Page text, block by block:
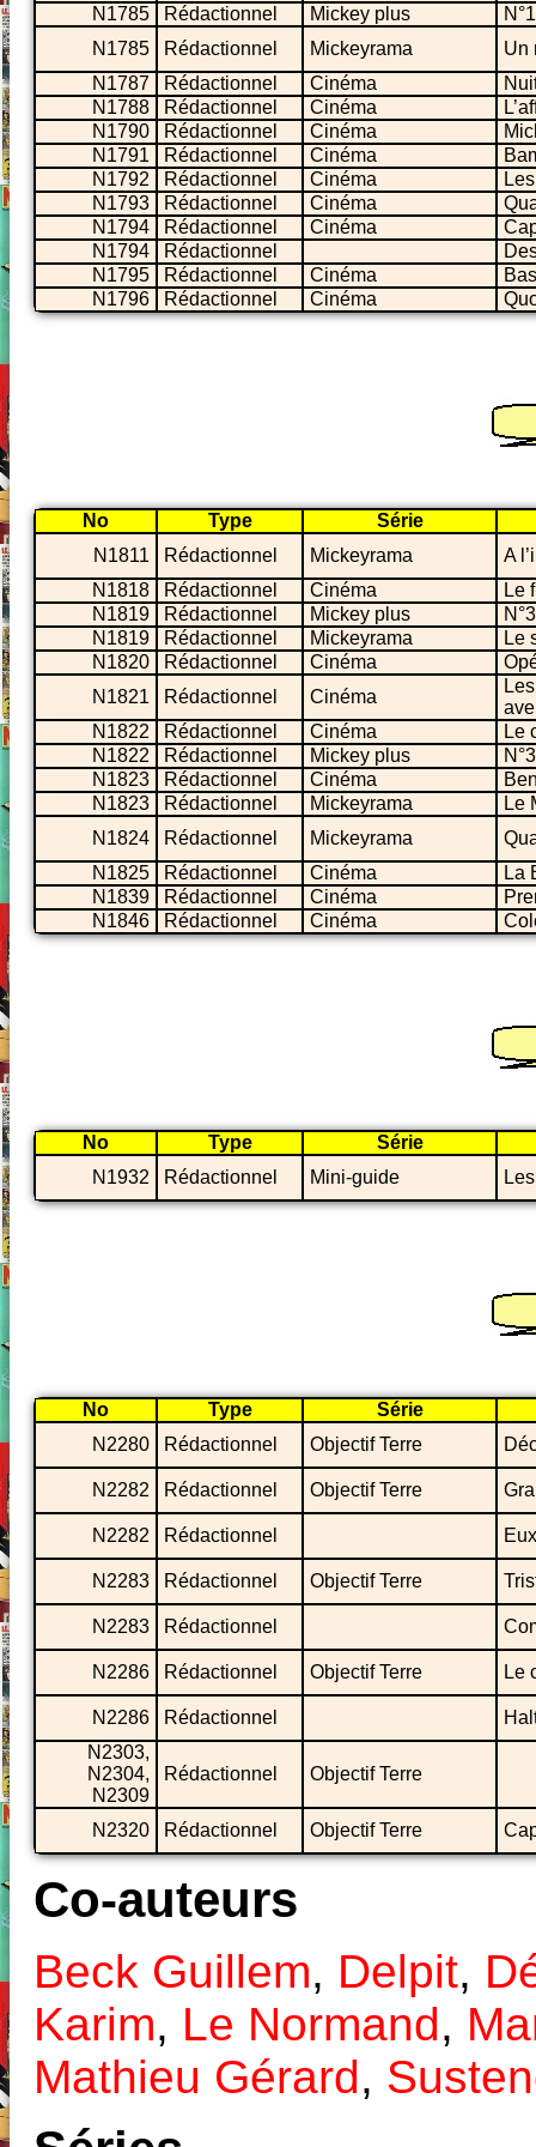
N1785
Rédactionnel Mickey plus
N1785
Rédactionnel Mickeyrama
Un
N1787
Rédactionnel Cinéma
N1788
Rédactionnel Cinéma
N1790
Rédactionnel Cinéma
N1791
Rédactionnel Cinéma
N1792
Rédactionnel Cinéma
N1793
Rédactionnel Cinéma
N1794
Rédactionnel Cinéma
N1794
Rédactionnel
N1795
Rédactionnel Cinéma
N1796
Rédactionnel Cinéma
No Type
Série
N1811
Rédactionnel Mickeyrama
A
N1818
Rédactionnel Cinéma
Le
N1819
Rédactionnel Mickey plus
N1819
Rédactionnel Mickeyrama
Le
N1820
Rédactionnel Cinéma
N1821
Rédactionnel Cinéma
N1822
Rédactionnel Cinéma
Le
N1822
Rédactionnel Mickey plus
N1823
Rédactionnel Cinéma
N1823
Rédactionnel Mickeyrama
Le
N1824
Rédactionnel Mickeyrama
N1825
Rédactionnel Cinéma
La
N1839
Rédactionnel Cinéma
N1846
Rédactionnel Cinéma
No Type
Série
N1932
Rédactionnel Mini-guide
No Type
Série
N2280
Rédactionnel Objectif Terre
N2282 Rédactionnel Objectif Terre
N2282 Rédactionnel
N2283 Rédactionnel Objectif Terre
N2283 Rédactionnel
N2286 Rédactionnel Objectif Terre Le
N2286 Rédactionnel
N2303,
N2304,
N2309
Rédactionnel Objectif Terre
N2320 Rédactionnel Objectif Terre
Co-auteurs
Beck Guillem, Delpit,
Karim, Le Normand,
Mathieu Gérard,